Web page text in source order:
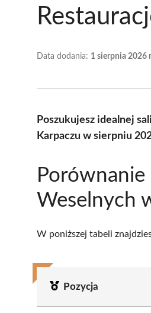
Data dodania: 1 sierpnia 2026
Poszukujesz idealnej
Karpaczu w sierpniu
Porównanie
Weselnych
W poniższej tabeli
Pozycja